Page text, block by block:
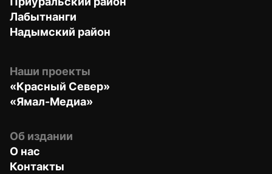
Лабытнанги
Надымский район
Наши проекты
«Красный Север»
«Ямал-Медиа»
Об издании
О нас
Контакты